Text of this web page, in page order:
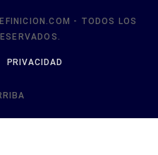
- TODOS LOS
PRIVACIDAD